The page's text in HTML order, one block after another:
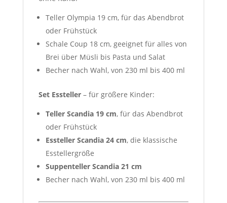
Teller Olympia 19 cm, für das Abendbrot
oder Frühstück
Schale Coup 18 cm, geeignet für alles von
Brei über Müsli bis Pasta und Salat
Becher nach Wahl, von 230 ml bis 400 ml
Set Essteller– für größere Kinder:
Teller Scandia 19 cm, für das Abendbrot
oder Frühstück
Essteller Scandia 24 cm, die klassische
Esstellergröße
Suppenteller Scandia 21 cm
Becher nach Wahl, von 230 ml bis 400 ml